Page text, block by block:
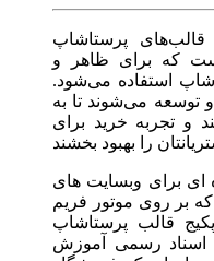
قالب‌های پرستاشاپ (PrestaShop themes) مجموعه‌ای از
که برای ظاهر و
استفاده می‌شود.
توسعه می‌شوند تا به
و تجربه خرید برای
برای وبسایت های
بر روی موتور فریم
قالب پرستاشاپ
اسناد رسمی آموزش